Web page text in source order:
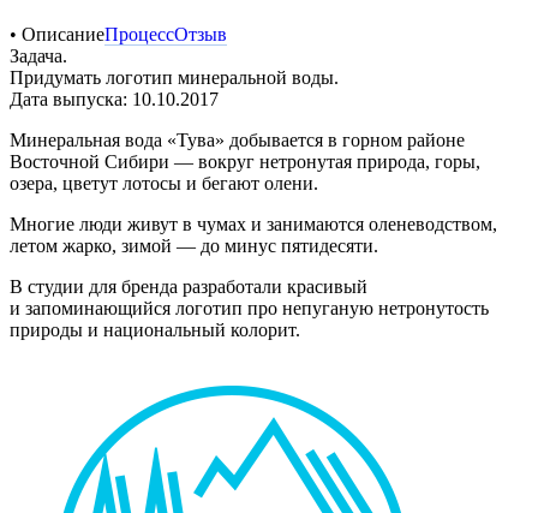
• ОписаниеПроцессОтзыв
Задача.
Придумать логотип минеральной воды.
Дата выпуска: 10.10.2017
Минеральная вода «Тува» добывается в горном районе
Восточной Сибири — вокруг нетронутая природа, горы,
озера, цветут лотосы и бегают олени.
Многие люди живут в чумах и занимаются оленеводством,
летом жарко, зимой — до минус пятидесяти.
В студии для бренда разработали красивый
и запоминающийся логотип про непуганую нетронутость
природы и национальный колорит.